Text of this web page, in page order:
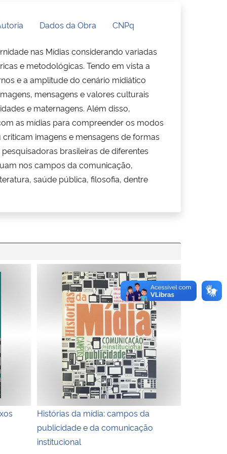
Dados da Obra CNPq
nas Mídias considerando variadas
e metodológicas. Tendo em vista a
e a amplitude do cenário midiático
mensagens e valores culturais
e maternagens. Além disso,
as mídias para compreender os modos
imagens e mensagens de formas
brasileiras de diferentes
nos campos da comunicação,
saúde pública, filosofia, dentre
entre o audiovisual e a interdisciplinaridade
Histórias da mídia: campos da publicidade e da
Histórias da mídia: campos da
publicidade e da comunicação
institucional